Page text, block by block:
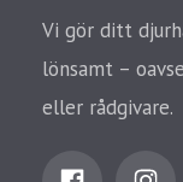
Vi gör ditt
lönsamt –
eller rådgivare.